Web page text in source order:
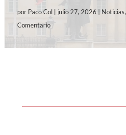
por Paco Col julio 27, 2026 Noticias,
Comentario